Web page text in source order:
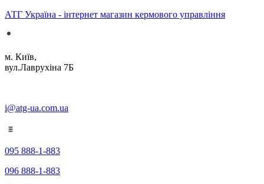
АТГ Україна - інтернет магазин кермового управління
м. Київ,
вул.Лаврухіна 7Б
i@atg-ua.com.ua
095 888-1-883
096 888-1-883